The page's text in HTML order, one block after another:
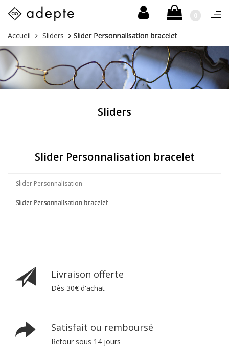
Skip
to
content
0
Vous
êtes
ici :
Accueil Sliders Slider Personnalisation bracelet
Sliders
Slider Personnalisation bracelet
Slider Personnalisation
Slider Personnalisation bracelet
Livraison offerte
Dès 30€ d'achat
Satisfait ou remboursé
Retour sous 14 jours